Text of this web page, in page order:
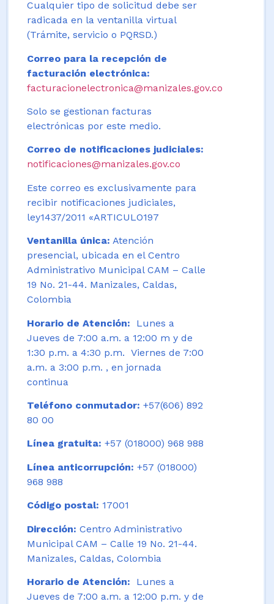
Cualquier tipo de solicitud debe ser
radicada en la ventanilla virtual
(Trámite, servicio o PQRSD.)
Correo para la recepción de
facturación electrónica:
facturacionelectronica@manizales.gov.co
Solo se gestionan facturas
electrónicas por este medio.
Correo de notificaciones judiciales:
notificaciones@manizales.gov.co
Este correo es exclusivamente para
recibir notificaciones judiciales,
ley1437/2011 «ARTICULO197
Ventanilla única: Atención
presencial, ubicada en el Centro
Administrativo Municipal CAM – Calle
19 No. 21-44. Manizales, Caldas,
Colombia
Horario de Atención:
Lunes a
Jueves de 7:00 a.m. a 12:00 m y de
1:30 p.m. a 4:30 p.m. Viernes de 7:00
a.m. a 3:00 p.m. , en jornada
continua
Teléfono conmutador: +57(606) 892
80 00
Línea gratuita: +57 (018000) 968 988
Línea anticorrupción: +57 (018000)
968 988
Código postal: 17001
Dirección: Centro Administrativo
Municipal CAM – Calle 19 No. 21-44.
Manizales, Caldas, Colombia
Horario de Atención: Lunes a
Jueves de 7:00 a.m. a 12:00 p.m. y de